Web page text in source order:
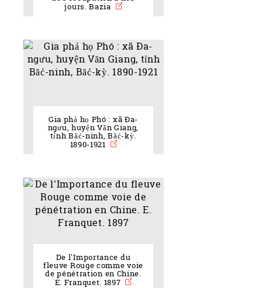
jours. Bazia
Gia phả họ Phó : xã Ða-
ngưu, huyện Văn Giang,
tỉnh Băć-ninh, Băć-kỳ.
1890-1921
De l'Importance du
fleuve Rouge comme voie
de pénétration en Chine.
E. Franquet. 1897